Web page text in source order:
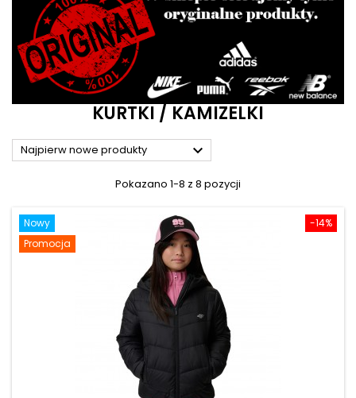
KURTKI / KAMIZELKI
Najpierw nowe produkty 
Pokazano 1-8 z 8 pozycji
-14%
Nowy
Promocja